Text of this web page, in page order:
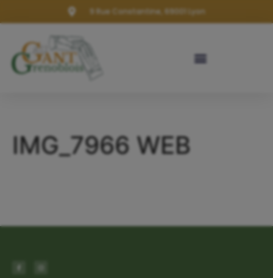
9 Rue Constantine, 69001 Lyon
IMG_7966 WEB